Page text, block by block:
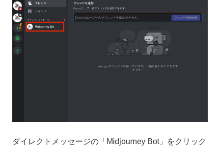
ダイレクトメッセージの「Midjourney Bot」をクリック